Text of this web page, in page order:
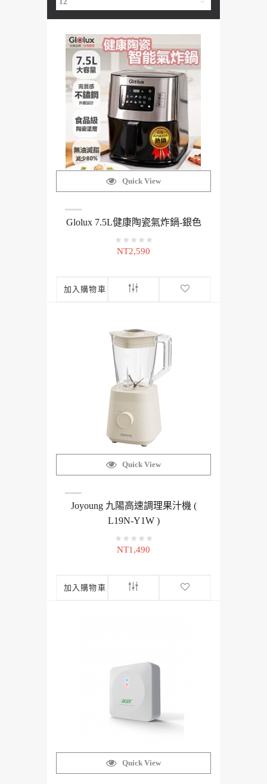
Quick View
Glolux 7.5L健康陶瓷氣炸鍋-銀色
NT2,590
加入購物車
Quick View
Joyoung 九陽高速調理果汁機 (
L19N-Y1W )
NT1,490
加入購物車
Quick View